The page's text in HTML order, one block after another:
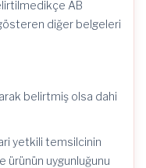
AB
diğer belgeleri
belirtmiş olsa dahi
yetkili temsilcinin
uygunluğunu